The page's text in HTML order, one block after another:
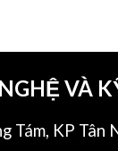
VÀ
Tám, KP Tân